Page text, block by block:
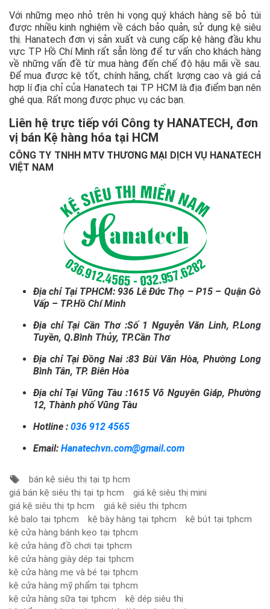
Với những mẹo nhỏ trên hi vọng quý khách hàng sẽ bỏ túi
được nhiều kinh nghiệm về cách bảo quản, sử dụng kệ siêu
thị. Hanatech đơn vị sản xuất và cung cấp kệ hàng đầu khu
vực TP Hồ Chí Minh rất sẵn lòng để tư vấn cho khách hàng
về những vấn đề từ mua hàng đến chế độ hậu mãi về sau.
Để mua được kệ tốt, chính hãng, chất lượng cao và giá cả
hợp lí địa chỉ của Hanatech tại TP HCM là địa điểm bạn nên
ghé qua. Rất mong được phục vụ các bạn.
Liên hệ trực tiếp với Công ty HANATECH, đơn
vị bán Kệ hàng hóa tại HCM
CÔNG TY TNHH MTV THƯƠNG MẠI DỊCH VỤ HANATECH
VIỆT NAM
Địa chỉ Tại TPHCM: 936 Lê Đức Thọ – P15 – Quận Gò
Vấp – TP.Hồ Chí Minh
Địa chỉ Tại Cần Thơ :Số 1 Nguyễn Văn Linh, P.Long
Tuyền, Q.Bình Thủy, TP.Cần Thơ
Địa chỉ Tại Đồng Nai :83 Bùi Văn Hòa, Phường Long
Bình Tân, TP. Biên Hòa
Địa chỉ Tại Vũng Tàu :1615 Võ Nguyên Giáp, Phường
12, Thành phố Vũng Tàu
Hotline : 036 912 4565
Email: Hanatechvn.com@gmail.com
bán kệ siêu thị tại tp hcm
giá bán kệ siêu thị tại tp hcm
giá kệ siêu thị mini
giá kệ siêu thị tp hcm
giá kệ siêu thị tphcm
kệ balo tại tphcm
kệ bày hàng tại tphcm
kệ bút tại tphcm
kệ cửa hàng bánh kẹo tại tphcm
kệ cửa hàng đồ chơi tại tphcm
kệ cửa hàng giày dép tại tphcm
kệ cửa hàng mẹ và bé tại tphcm
kệ cửa hàng mỹ phẩm tại tphcm
kệ cửa hàng sữa tại tphcm
kệ dép siêu thị